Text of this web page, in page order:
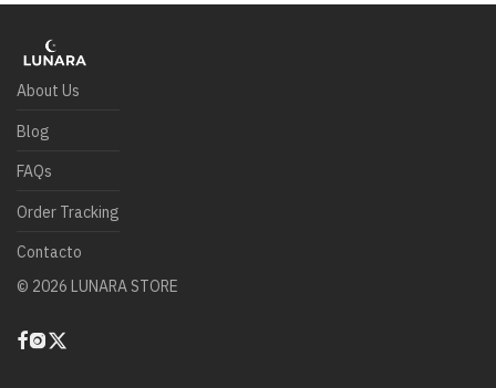
About Us
Blog
FAQs
Order Tracking
Contacto
© 2026 LUNARA STORE